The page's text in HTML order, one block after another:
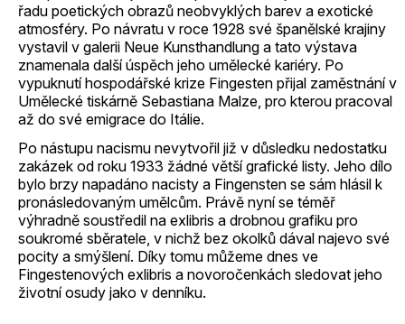
řadu poetických obrazů neobvyklých barev a exotické
atmosféry. Po návratu v roce 1928 své španělské krajiny
vystavil v galerii Neue Kunsthandlung a tato výstava
znamenala další úspěch jeho umělecké kariéry. Po
vypuknutí hospodářské krize Fingesten přijal zaměstnání v
Umělecké tiskárně Sebastiana Malze, pro kterou pracoval
až do své emigrace do Itálie.
Po nástupu nacismu nevytvořil již v důsledku nedostatku
zakázek od roku 1933 žádné větší grafické listy. Jeho dílo
bylo brzy napadáno nacisty a Fingensten se sám hlásil k
pronásledovaným umělcům. Právě nyní se téměř
výhradně soustředil na exlibris a drobnou grafiku pro
soukromé sběratele, v nichž bez okolků dával najevo své
pocity a smýšlení. Díky tomu můžeme dnes ve
Fingestenových exlibris a novoročenkách sledovat jeho
životní osudy jako v denníku.